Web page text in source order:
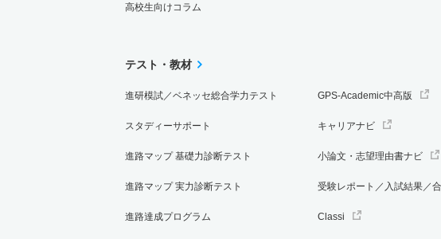
高校生向けコラム
テスト・教材
進研模試／ベネッセ総合学力テスト
スタディーサポート
進路マップ 基礎力診断テスト
進路マップ 実力診断テスト
進路達成プログラム
GPS-Academic中高版
キャリアナビ
小論文・志望理由書ナビ
受験レポート／入試結果／
Classi